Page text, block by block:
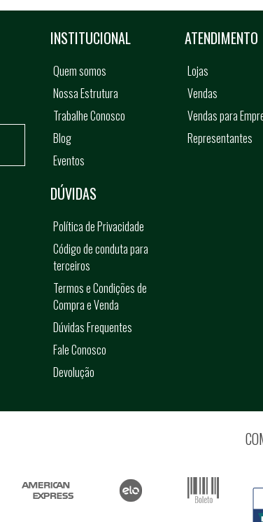
INSTITUCIONAL
Quem somos
Nossa Estrutura
Trabalhe Conosco
Blog
Eventos
ATENDIMENTO
Lojas
Vendas
Vendas para
Representantes
DÚVIDAS
Política de Privacidade
Código de conduta para
terceiros
Termos e Condições de
Compra e Venda
Dúvidas Frequentes
Fale Conosco
Devolução